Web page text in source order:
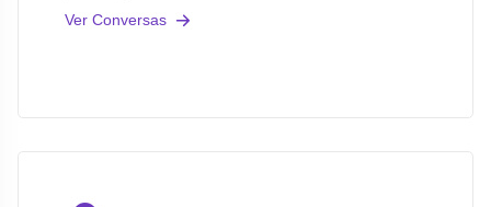
Ver Conversas